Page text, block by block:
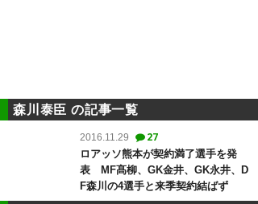
森川泰臣 の記事一覧
2016.11.29 27
ロアッソ熊本が契約満了選手を発
表 MF髙柳、GK金井、GK永井、D
F森川の4選手と来季契約結ばず